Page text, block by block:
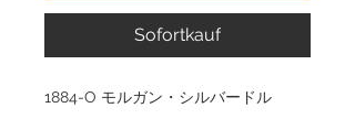
Sofortkauf
1884-O モルガン・シルバードル